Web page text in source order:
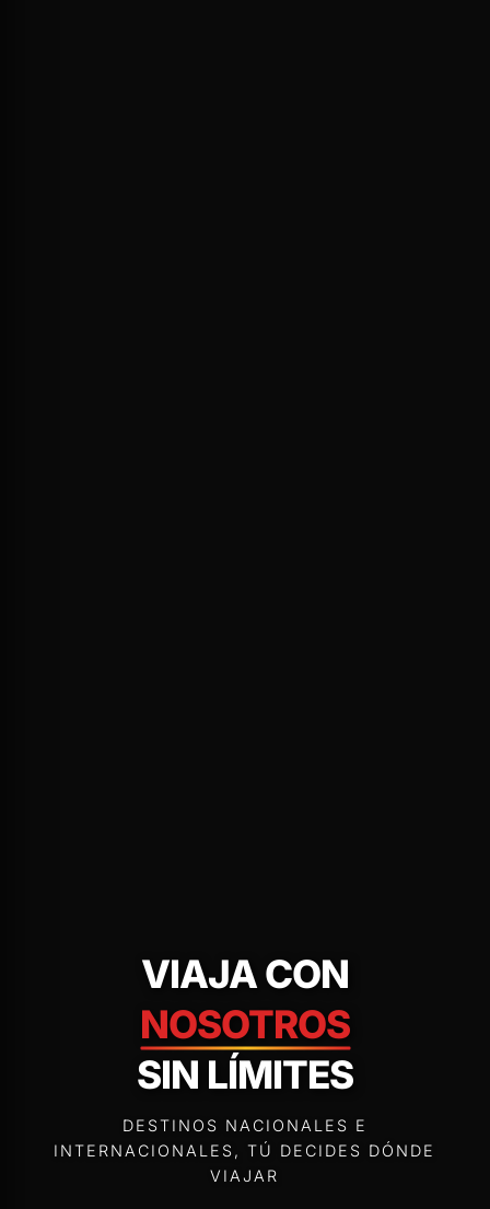
VIAJA CON
NOSOTROS
SIN LÍMITES
DESTINOS NACIONALES E
INTERNACIONALES, TÚ DECIDES DÓNDE
VIAJAR